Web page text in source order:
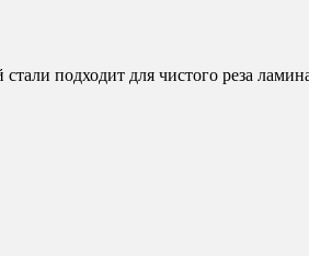
подходит для чистого реза